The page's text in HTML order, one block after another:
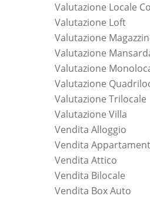
Valutazione Locale
Valutazione Loft
Valutazione
Valutazione
Valutazione
Valutazione
Valutazione Trilocale
Valutazione Villa
Vendita Alloggio
Vendita
Vendita Attico
Vendita Bilocale
Vendita Box Auto